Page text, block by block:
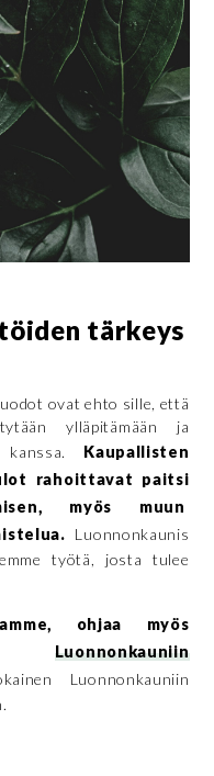
tärkeys
ovat ehto sille, että
ylläpitämään ja
Kaupallisten
rahoittavat paitsi
myös muun
Luonnonkaunis
työtä, josta tulee
ohjaa myös
Luonnonkauniin
Luonnonkauniin